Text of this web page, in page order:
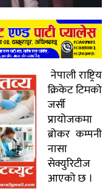
नेपाली राष्ट्रिय
क्रिकेट टिमको
जर्सी
प्रायोजकमा
ब्रोकर कम्पनी
नासा
सेक्युरिटीज
आएको छ ‌।